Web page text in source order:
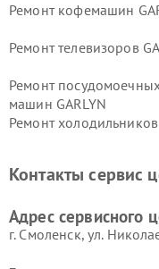
Ремонт кофемашин
Ремонт телевизоров
Ремонт
машин GARLYN
Ремонт холодильников
стеклоочистителей
GARLYN
Контакты сервис
Адрес сервисного
г. Смоленск, ул.